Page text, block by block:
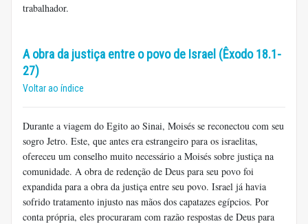
trabalhador.
A obra da justiça entre o povo de Israel (Êxodo 18.1-
27)
Voltar ao índice
Durante a viagem do Egito ao Sinai, Moisés se reconectou com seu
sogro Jetro. Este, que antes era estrangeiro para os israelitas,
ofereceu um conselho muito necessário a Moisés sobre justiça na
comunidade. A obra de redenção de Deus para seu povo foi
expandida para a obra da justiça entre seu povo. Israel já havia
sofrido tratamento injusto nas mãos dos capatazes egípcios. Por
conta própria, eles procuraram com razão respostas de Deus para